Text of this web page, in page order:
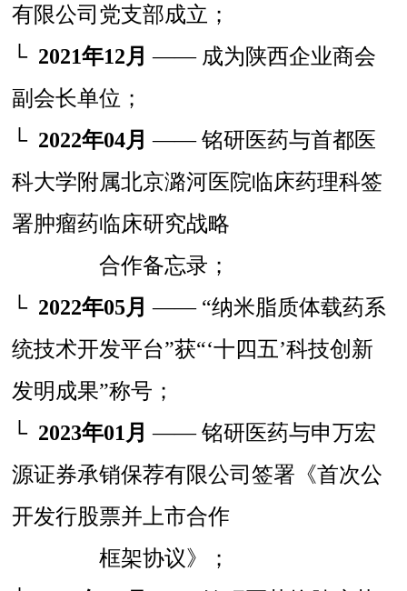
有限公司党支部成立；
└ 2021年12月 —— 成为陕西企业商会
副会长单位；
└ 2022年04月 —— 铭研医药与首都医
科大学附属北京潞河医院临床药理科签
署肿瘤药临床研究战略
合作备忘录；
└ 2022年05月 —— “纳米脂质体载药系
统技术开发平台”获“‘十四五’科技创新
发明成果”称号；
└ 2023年01月 —— 铭研医药与申万宏
源证券承销保荐有限公司签署《首次公
开发行股票并上市合作
框架协议》；